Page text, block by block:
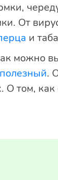
От
и
можно
полезный.
О том,